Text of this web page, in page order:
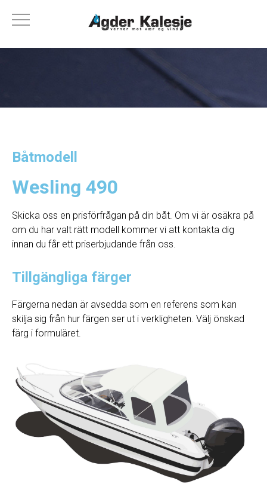
Båtmodell
Wesling 490
Skicka oss en prisförfrågan på din båt. Om vi ​​är osäkra på
om du har valt rätt modell kommer vi att kontakta dig
innan du får ett priserbjudande från oss.
Tillgängliga färger
Färgerna nedan är avsedda som en referens som kan
skilja sig från hur färgen ser ut i verkligheten. Välj önskad
färg i formuläret.